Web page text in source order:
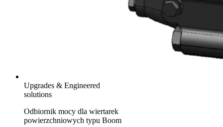
Upgrades & Engineered
solutions
Odbiornik mocy dla wiertarek
powierzchniowych typu Boom